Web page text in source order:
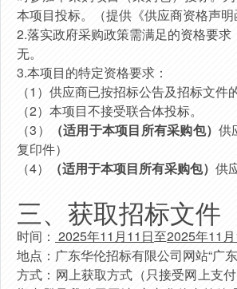
本项目投标。（提供《供应商资格声明
2.落实政府采购政策需满足的资格要求
无。
3.本项目的特定资格要求：
（1 ）供应商已按招标公告及招标文件
（2）本项目不接受联合体投标。
（3） （适用于本项目所有采购包）供
复印件）
（4）
（适用于本项目所有采购包） 供
三、获取招标文件
时间： 2025年11 月11 日至2025年11 月
地点：广东华伦招标有限公司网站“广
方式：网上获取方式（只接受网上支